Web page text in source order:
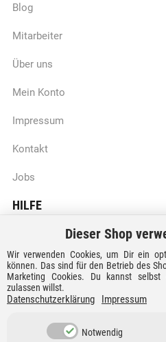
Blog
Mitarbeiter
Über uns
Mein Konto
Impressum
Kontakt
Jobs
HILFE
Batteriegesetzhinweise
Vertrag widerrufen
Versandkosten und Lieferzeiten
Zahlungsarten
Dieser Shop
Wir verwenden Cookies, um Dir ein
können. Das sind für den Betrieb des
Marketing Cookies. Du kannst selbst
zulassen willst.
Datenschutzerklärung Impressum
Notwendig